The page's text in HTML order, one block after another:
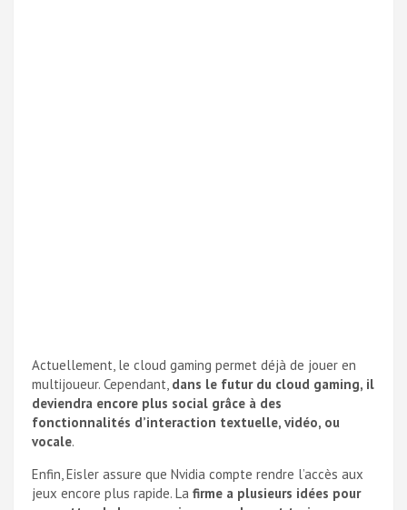
Actuellement, le cloud gaming permet déjà de jouer en
multijoueur. Cependant, dans le futur du cloud gaming, il
deviendra encore plus social grâce à des
fonctionnalités d’interaction textuelle, vidéo, ou
vocale.
Enfin, Eisler assure que Nvidia compte rendre l’accès aux
jeux encore plus rapide. La firme a plusieurs idées pour